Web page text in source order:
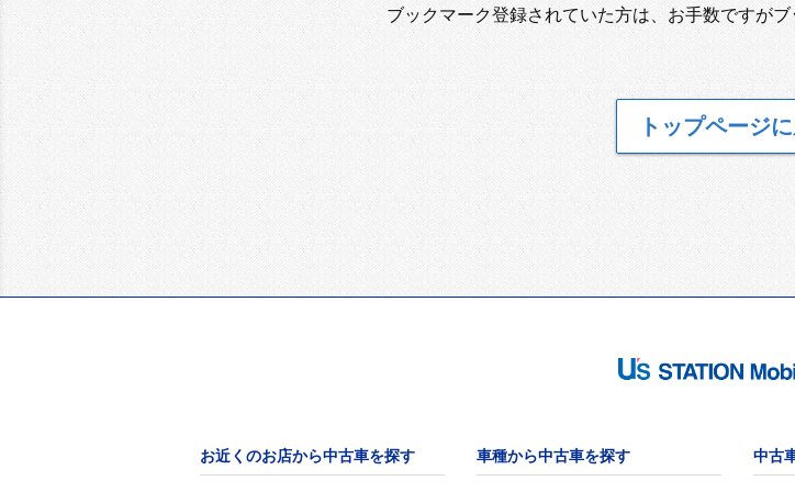
ブックマーク登録されていた方は、お手数ですが
トップページ
お近くのお店から中古車を探す 車種から中古車を探す 中古